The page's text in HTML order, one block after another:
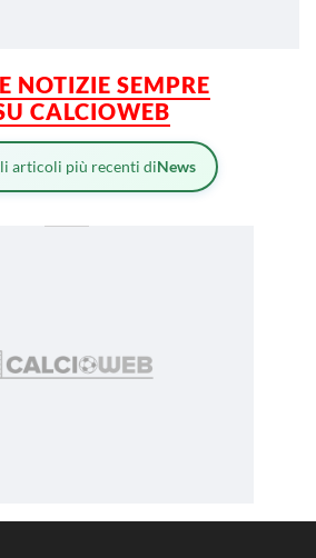
NOTIZIE SEMPRE
CALCIOWEB
articoli più recenti diNews